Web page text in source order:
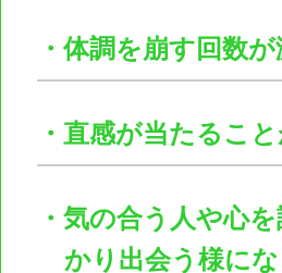
・体調を崩す回数
・直感が当たるこ
・気の合う人や心
かり出会う様に